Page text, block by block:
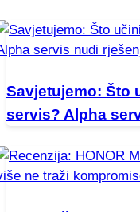
Savjetujemo: Što
servis? Alpha